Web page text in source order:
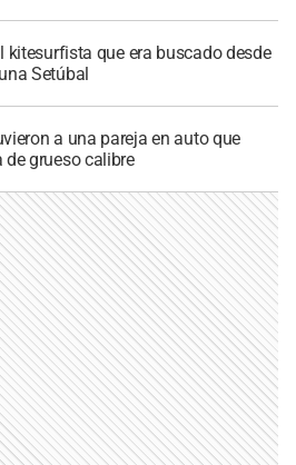
kitesurfista que era buscado desde
Setúbal
a una pareja en auto que
de grueso calibre